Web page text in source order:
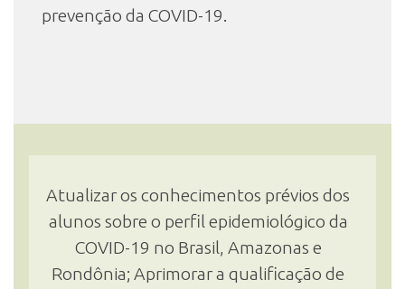
prevenção da COVID-19.
Atualizar os conhecimentos prévios dos
alunos sobre o perfil epidemiológico da
COVID-19 no Brasil, Amazonas e
Rondônia; Aprimorar a qualificação de